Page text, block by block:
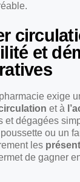
et
exige
et à
et dégagées
ou un
les
de gagner